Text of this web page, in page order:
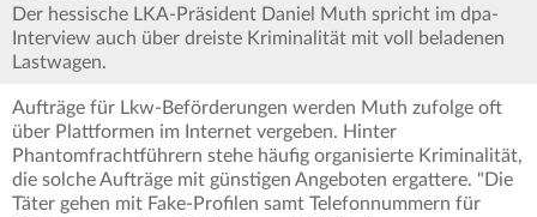
Der hessische LKA-Präsident Daniel Muth spricht im dpa-
Interview auch über dreiste Kriminalität mit voll beladenen
Lastwagen.
Aufträge für Lkw-Beförderungen werden Muth zufolge oft
über Plattformen im Internet vergeben. Hinter
Phantomfrachtführern stehe häufig organisierte Kriminalität,
die solche Aufträge mit günstigen Angeboten ergattere. "Die
Täter gehen mit Fake-Profilen samt Telefonnummern für